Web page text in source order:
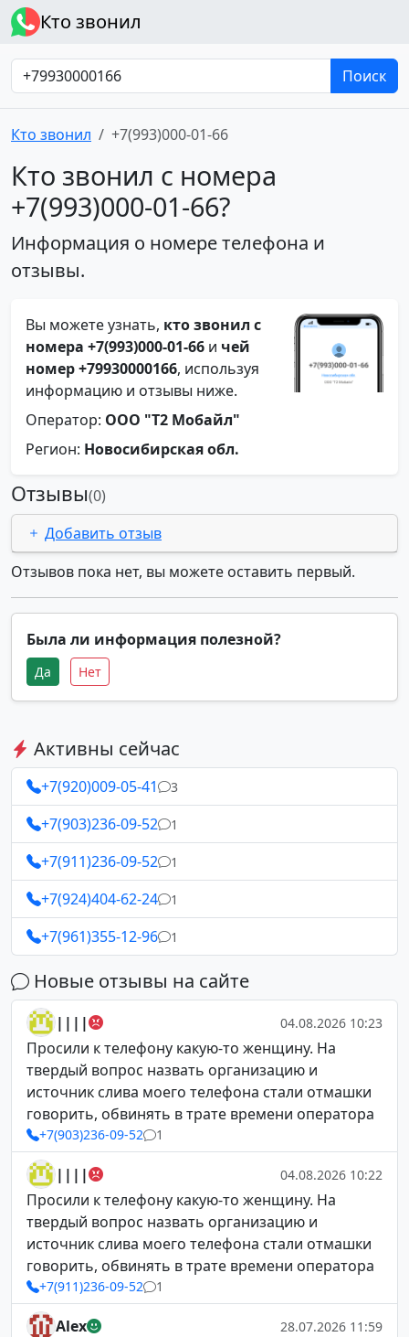
Кто звонил
Поиск
Кто звонил +7(993)000-01-66
Кто звонил с номера
+7(993)000-01-66?
Информация о номере телефона и
отзывы.
Вы можете узнать, кто звонил с
номера +7(993)000-01-66 и чей
номер +79930000166, используя
информацию и отзывы ниже.
Оператор: ООО "Т2 Мобайл"
Регион: Новосибирская обл.
Отзывы(0)
Добавить отзыв
Отзывов пока нет, вы можете оставить первый.
Была ли информация полезной?
Да Нет
Активны сейчас
+7(920)009-05-41 3
+7(903)236-09-52 1
+7(911)236-09-52 1
+7(924)404-62-24 1
+7(961)355-12-96 1
Новые отзывы на сайте
|||| 04.08.2026 10:23
Просили к телефону какую-то женщину. На
твердый вопрос назвать организацию и
источник слива моего телефона стали отмашки
говорить, обвинять в трате времени оператора
+7(903)236-09-52 1
|||| 04.08.2026 10:22
Просили к телефону какую-то женщину. На
твердый вопрос назвать организацию и
источник слива моего телефона стали отмашки
говорить, обвинять в трате времени оператора
+7(911)236-09-52 1
Alex 28.07.2026 11:59